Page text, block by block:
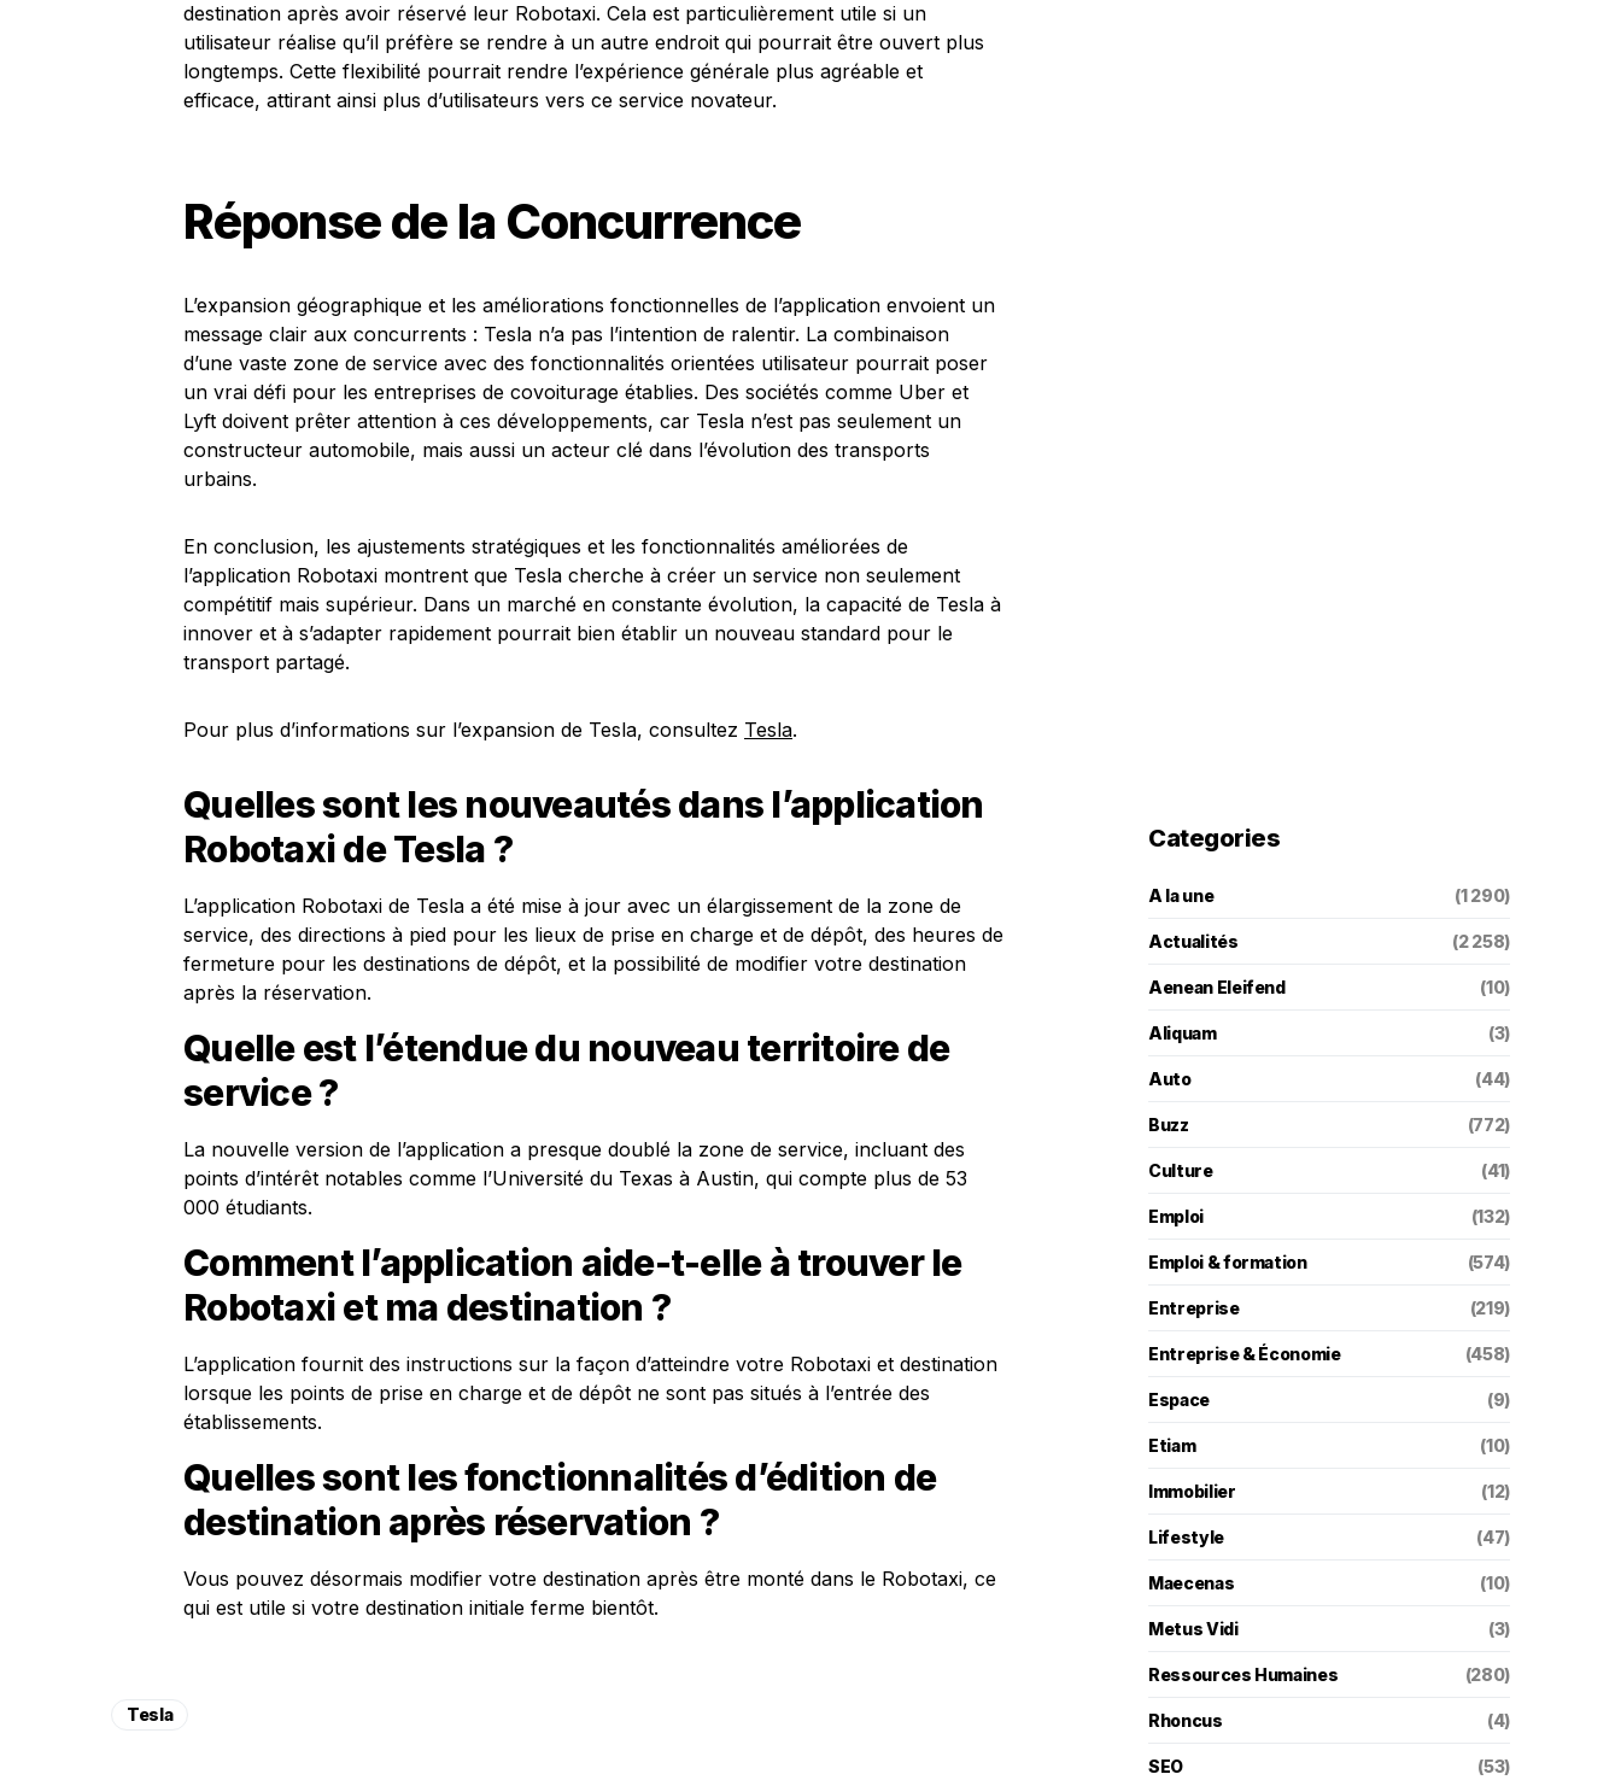
destination après avoir réservé leur Robotaxi. Cela est particulièrement utile si un
utilisateur réalise qu’il préfère se rendre à un autre endroit qui pourrait être ouvert plus
longtemps. Cette flexibilité pourrait rendre l’expérience générale plus agréable et
efficace, attirant ainsi plus d’utilisateurs vers ce service novateur.
Réponse de la Concurrence
L’expansion géographique et les améliorations fonctionnelles de l’application envoient un
message clair aux concurrents : Tesla n’a pas l’intention de ralentir. La combinaison
d’une vaste zone de service avec des fonctionnalités orientées utilisateur pourrait poser
un vrai défi pour les entreprises de covoiturage établies. Des sociétés comme Uber et
Lyft doivent prêter attention à ces développements, car Tesla n’est pas seulement un
constructeur automobile, mais aussi un acteur clé dans l’évolution des transports
urbains.
En conclusion, les ajustements stratégiques et les fonctionnalités améliorées de
l’application Robotaxi montrent que Tesla cherche à créer un service non seulement
compétitif mais supérieur. Dans un marché en constante évolution, la capacité de Tesla à
innover et à s’adapter rapidement pourrait bien établir un nouveau standard pour le
transport partagé.
Pour plus d’informations sur l’expansion de Tesla, consultez Tesla.
Quelles sont les nouveautés dans l’application
Robotaxi de Tesla ?
L’application Robotaxi de Tesla a été mise à jour avec un élargissement de la zone de
service, des directions à pied pour les lieux de prise en charge et de dépôt, des heures de
fermeture pour les destinations de dépôt, et la possibilité de modifier votre destination
après la réservation.
Quelle est l’étendue du nouveau territoire de
service ?
La nouvelle version de l’application a presque doublé la zone de service, incluant des
points d’intérêt notables comme l’Université du Texas à Austin, qui compte plus de 53
000 étudiants.
Comment l’application aide-t-elle à trouver le
Robotaxi et ma destination ?
L’application fournit des instructions sur la façon d’atteindre votre Robotaxi et destination
lorsque les points de prise en charge et de dépôt ne sont pas situés à l’entrée des
établissements.
Quelles sont les fonctionnalités d’édition de
destination après réservation ?
Vous pouvez désormais modifier votre destination après être monté dans le Robotaxi, ce
qui est utile si votre destination initiale ferme bientôt.
Tesla
Categories
A la une (1 290)
Actualités (2 258)
Aenean Eleifend (10)
Aliquam (3)
Auto (44)
Buzz (772)
Culture (41)
Emploi (132)
Emploi & formation (574)
Entreprise (219)
Entreprise & Économie (458)
Espace (9)
Etiam (10)
Immobilier (12)
Lifestyle (47)
Maecenas (10)
Metus Vidi (3)
Ressources Humaines (280)
Rhoncus (4)
SEO (53)